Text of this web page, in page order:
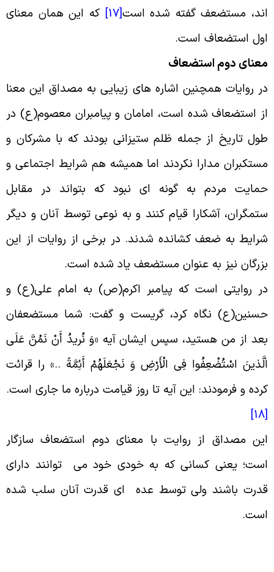
مستضعف گفته شده است[17]
که این همان معنای
استضعاف است.
دوم استضعاف
روایات همچنین اشاره های زیبایی به مصداق این معنا
استضعاف شده است، امامان و پیامبران معصوم(ع) در
تاریخ از جمله ظلم ستیزانی بودند که با مشرکان و
مدارا نکردند اما همیشه هم شرایط اجتماعی و
مردم به گونه ای نبود که بتواند در مقابل
آشکارا قیام کنند و به نوعی توسط آنان و دیگر
به ضعف کشانده شدند. در برخی از روایات از این
نیز به عنوان مستضعف یاد شده است.
روایتی است که پیامبر اکرم(ص) به امام علی(ع) و
نگاه کرد، گریست و گفت: شما مستضعفان
از من هستید، سپس ایشان آیه «وَ نُریدُ أَنْ نَمُنَّ عَلَى
اسْتُضْعِفُوا فِی الْأَرْضِ وَ نَجْعَلَهُمْ أَئِمَّةً ..» را قرائت
و فرمودند: این آیه تا روز قیامت درباره ما جاری است.
مصداق از روایت با معنای دوم استضعاف سازگار
یعنی کسانی که به خودی خود می توانند دارای
باشند ولی توسط عده ای قدرت آنان سلب شده
.